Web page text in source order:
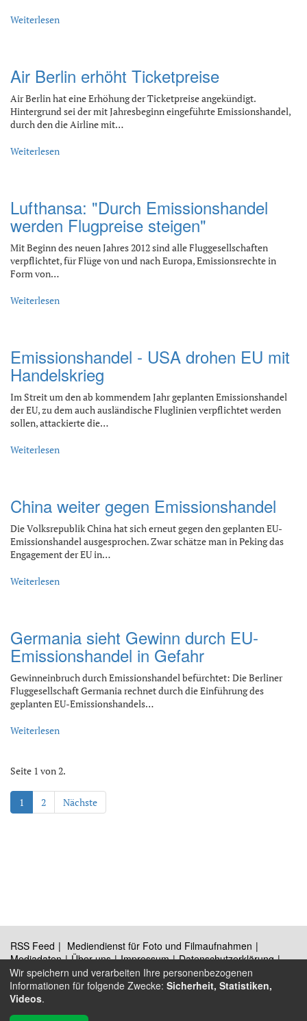
Weiterlesen
Air Berlin erhöht Ticketpreise
Air Berlin hat eine Erhöhung der Ticketpreise angekündigt.
Hintergrund sei der mit Jahresbeginn eingeführte Emissionshandel,
durch den die Airline mit…
Weiterlesen
Lufthansa: "Durch Emissionshandel
werden Flugpreise steigen"
Mit Beginn des neuen Jahres 2012 sind alle Fluggesellschaften
verpflichtet, für Flüge von und nach Europa, Emissionsrechte in
Form von…
Weiterlesen
Emissionshandel - USA drohen EU mit
Handelskrieg
Im Streit um den ab kommendem Jahr geplanten Emissionshandel
der EU, zu dem auch ausländische Fluglinien verpflichtet werden
sollen, attackierte die…
Weiterlesen
China weiter gegen Emissionshandel
Die Volksrepublik China hat sich erneut gegen den geplanten EU-
Emissionshandel ausgesprochen. Zwar schätze man in Peking das
Engagement der EU in…
Weiterlesen
Germania sieht Gewinn durch EU-
Emissionshandel in Gefahr
Gewinneinbruch durch Emissionshandel befürchtet: Die Berliner
Fluggesellschaft Germania rechnet durch die Einführung des
geplanten EU-Emissionshandels…
Weiterlesen
Seite 1 von 2.
1 2 Nächste
RSS Feed
Mediendienst für Foto und Filmaufnahmen
Mediadaten
Über uns Impressum
Datenschutzerklärung
Kontakt
Wir speichern und verarbeiten Ihre personenbezogenen
Informationen für folgende Zwecke: Sicherheit, Statistiken,
Videos.